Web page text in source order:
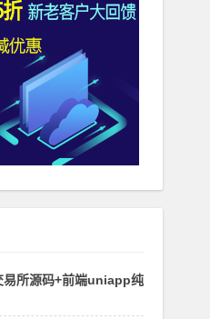
易所源码+前端uniapp纯